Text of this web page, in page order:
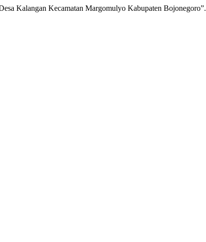
Kalangan Kecamatan Margomulyo Kabupaten Bojonegoro”.